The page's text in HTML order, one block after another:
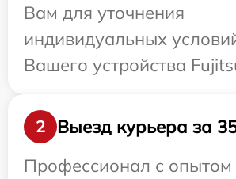
Вам для уточнения
индивидуальных
Вашего устройства
2
Выезд курьера за
Профессионал с опытом